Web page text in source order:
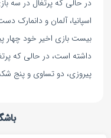
در حالی که پرتغال در سه
اسپانیا، آلمان و دانمارک
بیست بازی اخیر خود چهار
داشته است، در حالی که
پیروزی، دو تساوی و